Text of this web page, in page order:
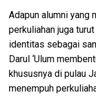
Adapun alumni yang
perkuliahan juga
identitas sebagai
Darul ‘Ulum
khususnya di pulau
menempuh